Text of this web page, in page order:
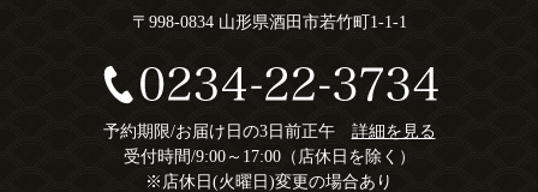
〒998-0834 山形県酒田市若竹町1-1-1
予約期限/お届け日の3日前正午 詳細を見る
受付時間/9:00～17:00（店休日を除く）
※店休日(火曜日)変更の場合あり